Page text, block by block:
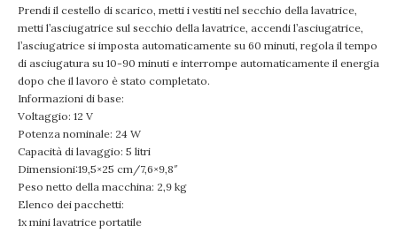
Prendi il cestello di scarico, metti i vestiti nel secchio della lavatrice,
metti l’asciugatrice sul secchio della lavatrice, accendi l’asciugatrice,
l’asciugatrice si imposta automaticamente su 60 minuti, regola il tempo
di asciugatura su 10-90 minuti e interrompe automaticamente il energia
dopo che il lavoro è stato completato.
Informazioni di base:
Voltaggio: 12 V
Potenza nominale: 24 W
Capacità di lavaggio: 5 litri
Dimensioni:19,5×25 cm/7,6×9,8″
Peso netto della macchina: 2,9 kg
Elenco dei pacchetti:
1x mini lavatrice portatile